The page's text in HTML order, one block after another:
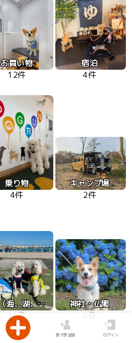
お買い物
12件
宿泊
4件
乗り物
4件
キャンプ場
2件
水辺（海、湖、川）
11件
神社・仏閣
9件
愛犬家登録 ログイン